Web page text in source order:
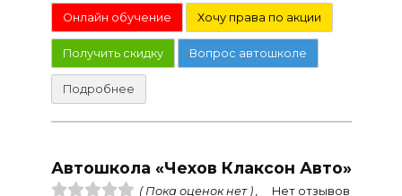
Онлайн обучение Хочу права по акции
Получить скидку Вопрос автошколе
Подробнее
Автошкола «Чехов Клаксон Авто»
( Пока оценок нет ) , Нет отзывов